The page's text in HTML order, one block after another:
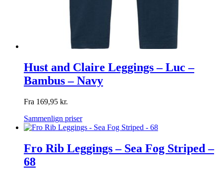
Hust and Claire Leggings – Luc –
Bambus – Navy
Fra 169,95 kr.
Sammenlign priser
Fro Rib Leggings – Sea Fog Striped –
68